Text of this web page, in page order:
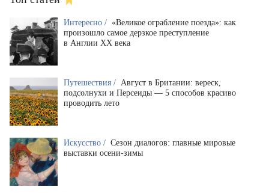
Интересно / «Великое ограбление поезда»: как
произошло самое дерзкое преступление
в Англии XX века
Путешествия / Август в Британии: вереск,
подсолнухи и Персеиды — 5 способов красиво
проводить лето
Искусство / Сезон диалогов: главные мировые
выставки осени-зимы